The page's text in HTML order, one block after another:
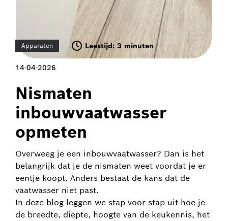
Apparaten Leestijd: 3 minuten
14-04-2026
Nismaten
inbouwvaatwasser
opmeten
Overweeg je een inbouwvaatwasser? Dan is het
belangrijk dat je de nismaten weet voordat je er
eentje koopt. Anders bestaat de kans dat de
vaatwasser niet past.
In deze blog leggen we stap voor stap uit hoe je
de breedte, diepte, hoogte van de keukennis, het